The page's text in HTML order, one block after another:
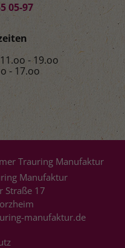
05-97
- 19.oo
- 17.oo
Trauring Manufaktur
Manufaktur
Straße 17
manufaktur.de